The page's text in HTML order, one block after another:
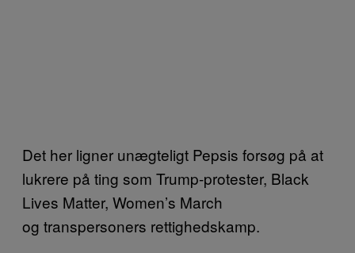
Det her ligner unægteligt Pepsis forsøg på at
lukrere på ting som Trump-protester, Black
Lives Matter, Women’s March
og transpersoners rettighedskamp.